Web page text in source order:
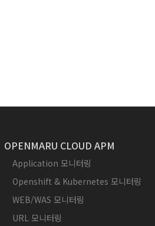
OPENMARU CLOUD APM
Application 모니터링
Openshift & Kubernetes 모니터링
WEB/WAS 모니터링
URL 모니터링